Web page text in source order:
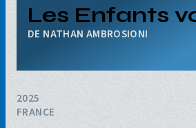
Les Enfants
NATHAN AMBROSIONI
2025
FRANCE